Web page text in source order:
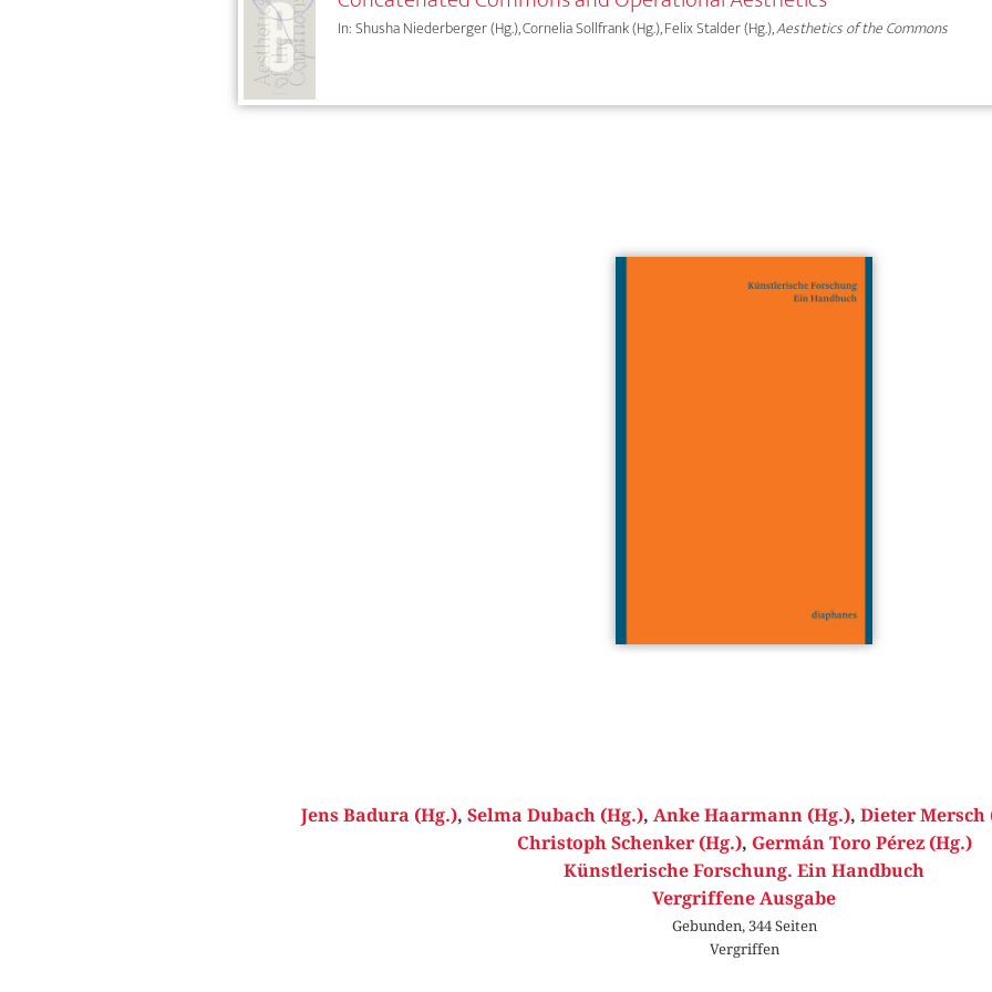
In: Shusha Niederberger (Hg.), Cornelia Sollfrank (Hg.), Felix Stalder (Hg.),Aesthetics of the Commons
Jens Badura (Hg.), Selma Dubach (Hg.), Anke Haarmann (Hg.), Dieter Mersch
Christoph Schenker (Hg.), Germán Toro Pérez (Hg.)
Künstlerische Forschung. Ein Handbuch
Vergriffene Ausgabe
Gebunden, 344 Seiten
Vergriffen